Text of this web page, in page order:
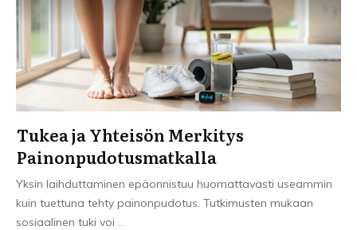
Tukea ja Yhteisön Merkitys
Painonpudotusmatkalla
Yksin laihduttaminen epäonnistuu huomattavasti useammin
kuin tuettuna tehty painonpudotus. Tutkimusten mukaan
sosiaalinen tuki voi ...